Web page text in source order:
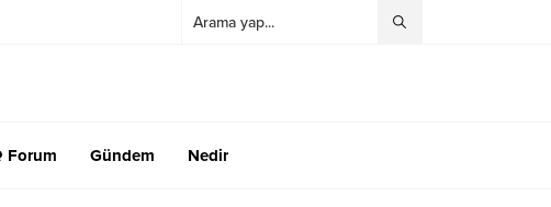
Forum Gündem Nedir